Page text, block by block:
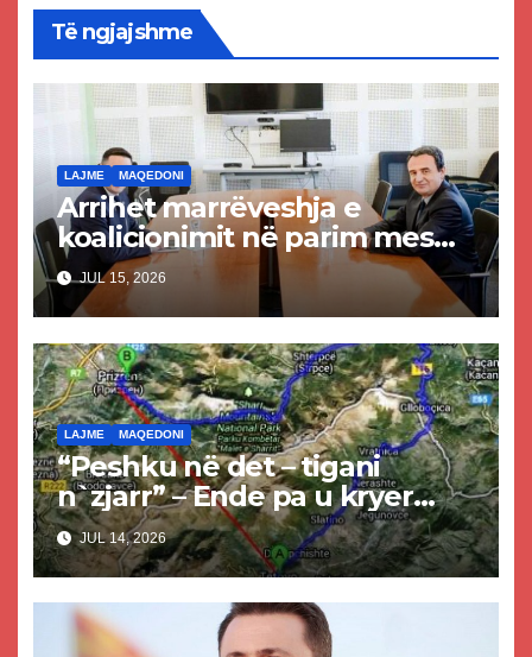
Të ngjajshme
LAJME MAQEDONI
Arrihet marrëveshja e
koalicionimit në parim mes
Kurtit dhe Abdixhikut
JUL 15, 2026
LAJME MAQEDONI
“Peshku në det – tigani
n`zjarr” – Ende pa u kryer
projekti i tunelit, komuna e
Tetovës nis punimet për
rrugën Tetovë – Prizren
JUL 14, 2026